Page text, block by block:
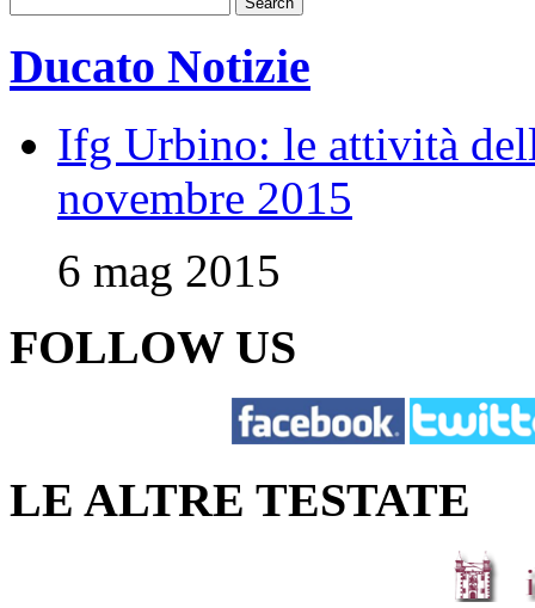
Ducato Notizie
Ifg Urbino: le attività
novembre 2015
6 mag 2015
FOLLOW US
LE ALTRE TESTATE